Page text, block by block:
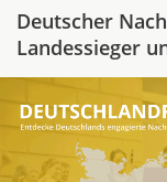
Deutscher
Landessieger